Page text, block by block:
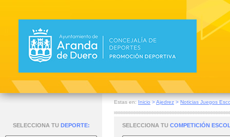
Estas en: Inicio >Ajedrez > Noticias Juegos
SELECCIONA TU DEPORTE: SELECCIONA TU COMPETICIÓN